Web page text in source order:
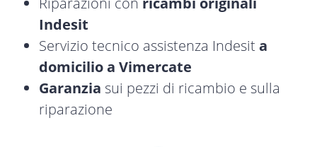
Indesit
Servizio tecnico assistenza Indesita
domicilio a Vimercate
Garanzia sui pezzi di ricambio e sulla
riparazione